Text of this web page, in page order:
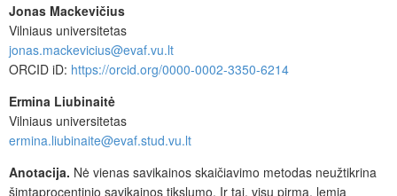
Jonas Mackevičius
Vilniaus universitetas
jonas.mackevicius@evaf.vu.lt
ORCID iD: https://orcid.org/0000-0002-3350-6214
Ermina Liubinaitė
Vilniaus universitetas
ermina.liubinaite@evaf.stud.vu.lt
Anotacija. Nė vienas savikainos skaičiavimo metodas neužtikrina
šimtaprocentinio savikainos tikslumo. Ir tai, visų pirma, lemia